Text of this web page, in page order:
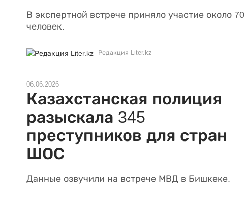
В экспертной встрече приняло участие около 70
человек.
Редакция Liter.kz
06.06.2026
Казахстанская полиция
разыскала 345
преступников для стран
ШОС
Данные озвучили на встрече МВД в Бишкеке.